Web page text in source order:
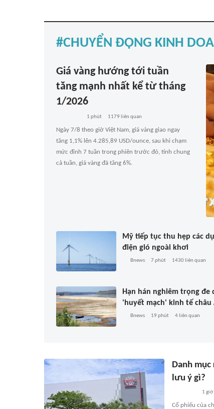
CHUYỂN ĐỘNG KINH
Giá vàng hướng tới tuần
tăng mạnh nhất kể từ tháng
1/2026
1 phút 1179 liên quan
Ngày 7/8 theo giờ Việt Nam, giá vàng giao ngay
tăng 1,1% lên 4.285,89 USD/ounce, sau khi chạm
mức đỉnh 7 tuần trong phiên trước đó, tính chung
cả tuần, giá vàng đã tăng 6%.
Mỹ tiếp tục thu hẹp các
điện gió ngoài khơi
Bnews 7 phút 1430 liên quan
Hạn hán nghiêm trọng đe
'huyết mạch' kinh tế châu
Bnews 19 phút 4 liên quan
Danh
lưu ý gì?
1 giờ
Cổ phiếu của